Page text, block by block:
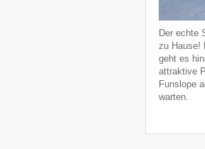
Der echte
zu Hause!
geht es
attraktive
Funslope
warten.